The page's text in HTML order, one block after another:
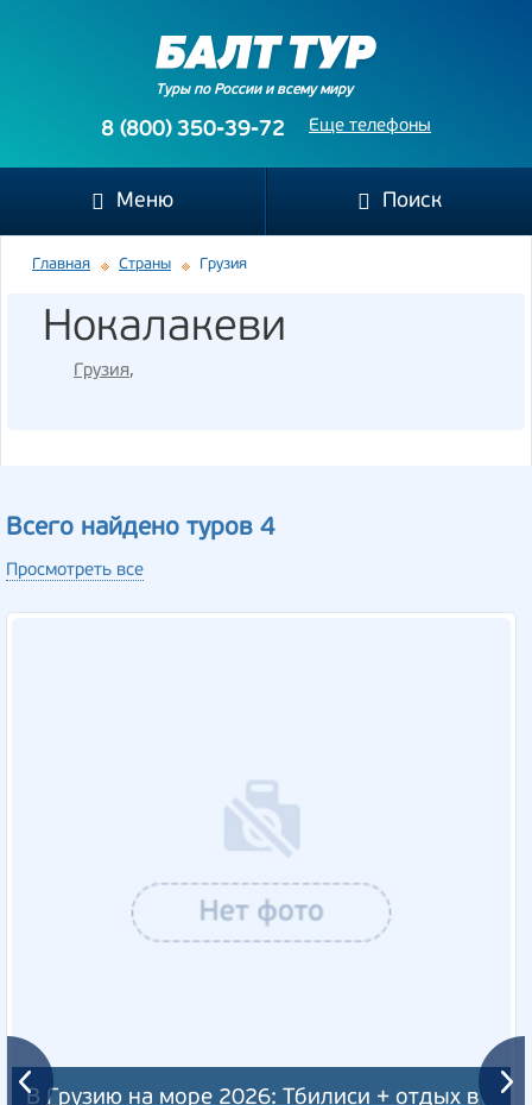
Туры по России и всему миру
Еще телефоны
8 (800) 350-39-72
Меню Поиск
Главная Страны Грузия
Нокалакеви
Грузия,
Всего найдено туров 4
Просмотреть все
В Грузию на море 2026: Тбилиси + отдых в